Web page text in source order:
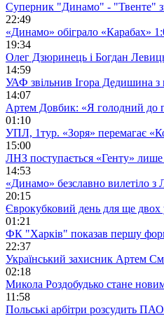
Суперник "Динамо" - "Твенте"
22:49
«Динамо» обіграло «Карабах»
19:34
Олег Дзюринець і Богдан
14:59
УАФ звільнив Ігора Дедишина з
14:07
Артем Довбик: «Я голодний до
01:10
УПЛ, 1тур. «Зоря» перемагає
15:00
ЛНЗ поступається «Генту» лише
14:53
«Динамо» безславно вилетіло з
20:15
Єврокубковий день для ще двох
01:21
ФК "Харків" показав першу
22:37
Український захисник Артем
02:18
Микола Роздобудько стане
11:58
Польські арбітри розсудить